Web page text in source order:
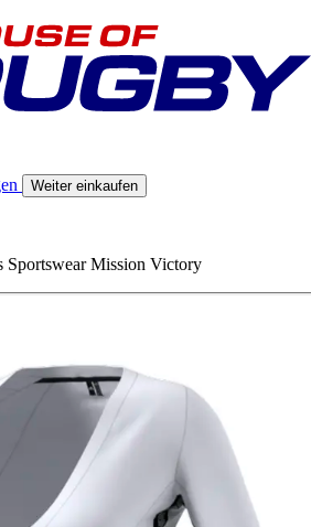
Weiter einkaufen
Sportswear Mission Victory